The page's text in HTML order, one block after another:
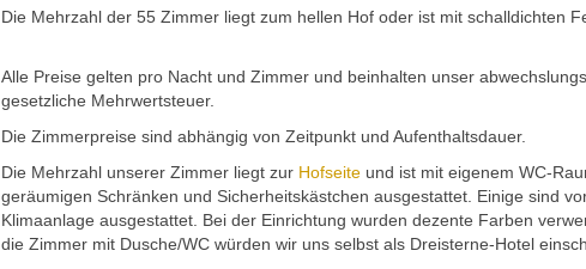
Die Mehrzahl der 55 Zimmer liegt zum hellen Hof oder ist mit schalldichten
Alle Preise gelten pro Nacht und Zimmer und beinhalten unser
gesetzliche Mehrwertsteuer.
Die Zimmerpreise sind abhängig von Zeitpunkt und Aufenthaltsdauer.
Die Mehrzahl unserer Zimmer liegt zur Hofseiteund ist mit eigenem WC-
geräumigen Schränken und Sicherheitskästchen ausgestattet. Einige sind
Klimaanlage ausgestattet. Bei der Einrichtung wurden dezente Farben
die Zimmer mit Dusche/WC würden wir uns selbst als Dreisterne-Hotel